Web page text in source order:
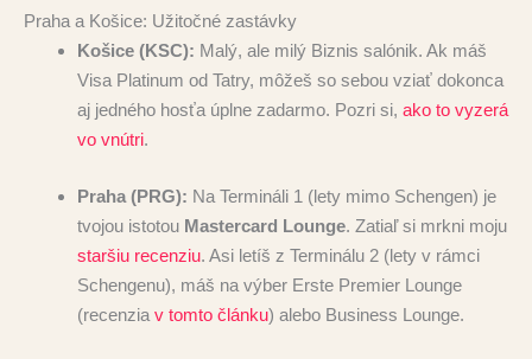
Praha a Košice: Užitočné zastávky
Košice (KSC): Malý, ale milý Biznis salónik. Ak máš
Visa Platinum od Tatry, môžeš so sebou vziať dokonca
aj jedného hosťa úplne zadarmo. Pozri si, ako to vyzerá
vo vnútri.
Praha (PRG): Na Termináli 1 (lety mimo Schengen) je
tvojou istotou Mastercard Lounge. Zatiaľ si mrkni moju
staršiu recenziu. Asi letíš z Terminálu 2 (lety v rámci
Schengenu), máš na výber Erste Premier Lounge
(recenzia v tomto článku) alebo Business Lounge.